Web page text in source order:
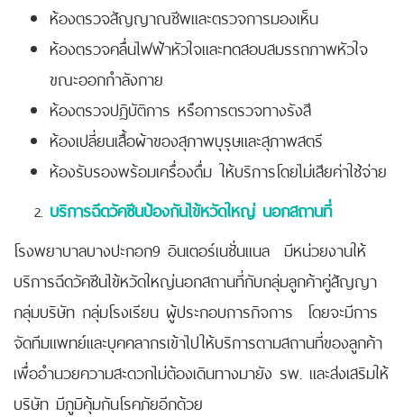
ห้องตรวจสัญญาณชีพและตรวจการมองเห็น
ห้องตรวจคลื่นไฟฟ้าหัวใจและทดสอบสมรรถภาพหัวใจ
ขณะออกกำลังกาย
ห้องตรวจปฏิบัติการ หรือการตรวจทางรังสี
ห้องเปลี่ยนเสื้อผ้าของสุภาพบุรุษและสุภาพสตรี
ห้องรับรองพร้อมเครื่องดื่ม ให้บริการโดยไม่เสียค่าใช้จ่าย
บริการฉีดวัคซีนป้องกันไข้หวัดใหญ่ นอกสถานที่
โรงพยาบาลบางปะกอก9 อินเตอร์เนชั่นแนล มีหน่วยงานให้
บริการฉีดวัคซีนไข้หวัดใหญ่นอกสถานที่กับกลุ่มลูกค้าคู่สัญญา
กลุ่มบริษัท กลุ่มโรงเรียน ผู้ประกอบการกิจการ โดยจะมีการ
จัดทีมแพทย์และบุคคลากรเข้าไปให้บริการตามสถานที่ของลูกค้า
เพื่ออำนวยความสะดวกไม่ต้องเดินทางมายัง รพ. และส่งเสริมให้
บริษัท มีภูมิคุ้มกันโรคภัยอีกด้วย